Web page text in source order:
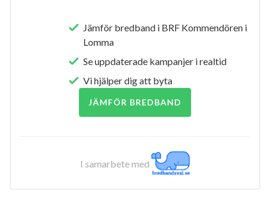
Jämför bredband i BRF Kommendören i
Lomma
Se uppdaterade kampanjer i realtid
Vi hjälper dig att byta
JÄMFÖR BREDBAND
I samarbete med